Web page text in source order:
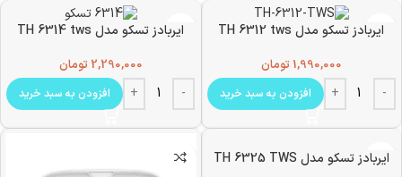
ایربادز تسکو مدل TH 6312 tws
1,990,000 تومان
افزودن به سبد خرید
ایربادز تسکو مدل TH 6314 tws
2,290,000 تومان
افزودن به سبد خرید
ایربادز تسکو مدل TH 6325 TWS